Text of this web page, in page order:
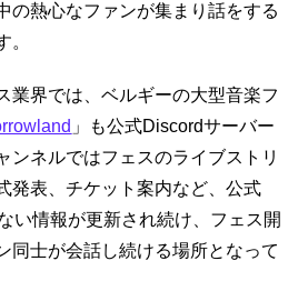
の熱心なファンが集まり話をする
。
業界では、ベルギーの大型音楽フ
」も公式Discordサーバー
ンネルではフェスのライブストリ
発表、チケット案内など、公式
い情報が更新され続け、フェス開
同士が会話し続ける場所となって